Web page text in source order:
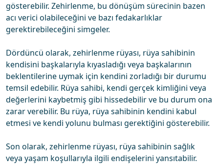
gösterebilir. Zehirlenme, bu dönüşüm sürecinin bazen
acı verici olabileceğini ve bazı fedakarlıklar
gerektirebileceğini simgeler.
Dördüncü olarak, zehirlenme rüyası, rüya sahibinin
kendisini başkalarıyla kıyasladığı veya başkalarının
beklentilerine uymak için kendini zorladığı bir durumu
temsil edebilir. Rüya sahibi, kendi gerçek kimliğini veya
değerlerini kaybetmiş gibi hissedebilir ve bu durum ona
zarar verebilir. Bu rüya, rüya sahibinin kendini kabul
etmesi ve kendi yolunu bulması gerektiğini gösterebilir.
Son olarak, zehirlenme rüyası, rüya sahibinin sağlık
veya yaşam koşullarıyla ilgili endişelerini yansıtabilir.